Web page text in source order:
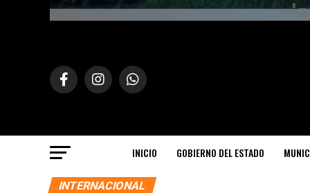
INICIO GOBIERNO DEL ESTADO
INTERNACIONAL